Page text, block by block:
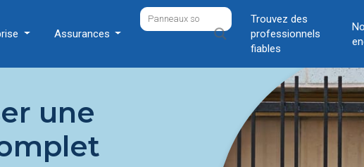
Assurances
Trouvez des
professionnels
fiables
une